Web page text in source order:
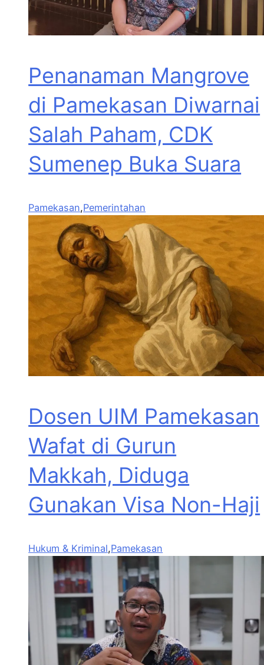
Penanaman Mangrove
di Pamekasan Diwarnai
Salah Paham, CDK
Sumenep Buka Suara
Pamekasan,Pemerintahan
Dosen UIM Pamekasan
Wafat di Gurun
Makkah, Diduga
Gunakan Visa Non-Haji
Hukum & Kriminal,Pamekasan